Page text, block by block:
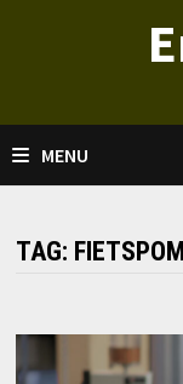
MENU
TAG: